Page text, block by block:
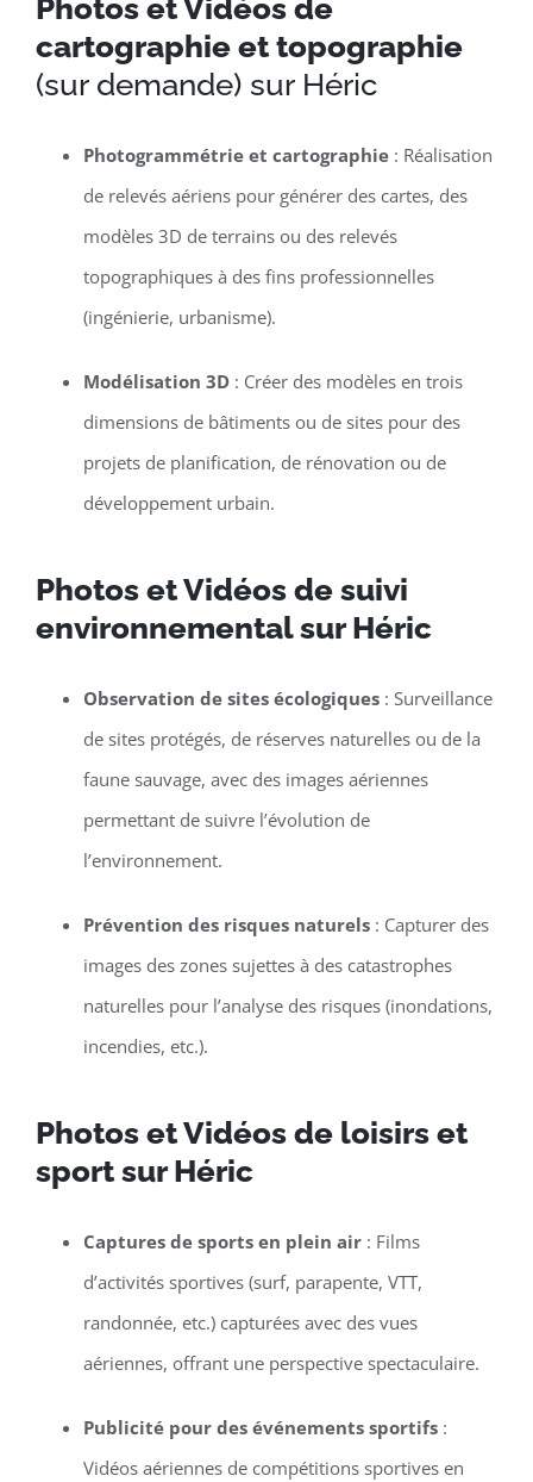
Photos et Vidéos de
cartographie et topographie
(sur demande) sur Héric
Photogrammétrie et cartographie: Réalisation
de relevés aériens pour générer des cartes, des
modèles 3D de terrains ou des relevés
topographiques à des fins professionnelles
(ingénierie, urbanisme).
Modélisation 3D: Créer des modèles en trois
dimensions de bâtiments ou de sites pour des
projets de planification, de rénovation ou de
développement urbain.
Photos et Vidéos de suivi
environnemental sur Héric
Observation de sites écologiques: Surveillance
de sites protégés, de réserves naturelles ou de la
faune sauvage, avec des images aériennes
permettant de suivre l’évolution de
l’environnement.
Prévention des risques naturels: Capturer des
images des zones sujettes à des catastrophes
naturelles pour l’analyse des risques (inondations,
incendies, etc.).
Photos et Vidéos de loisirs et
sport sur Héric
Captures de sports en plein air: Films
d’activités sportives (surf, parapente, VTT,
randonnée, etc.) capturées avec des vues
aériennes, offrant une perspective spectaculaire.
Publicité pour des événements sportifs:
Vidéos aériennes de compétitions sportives en